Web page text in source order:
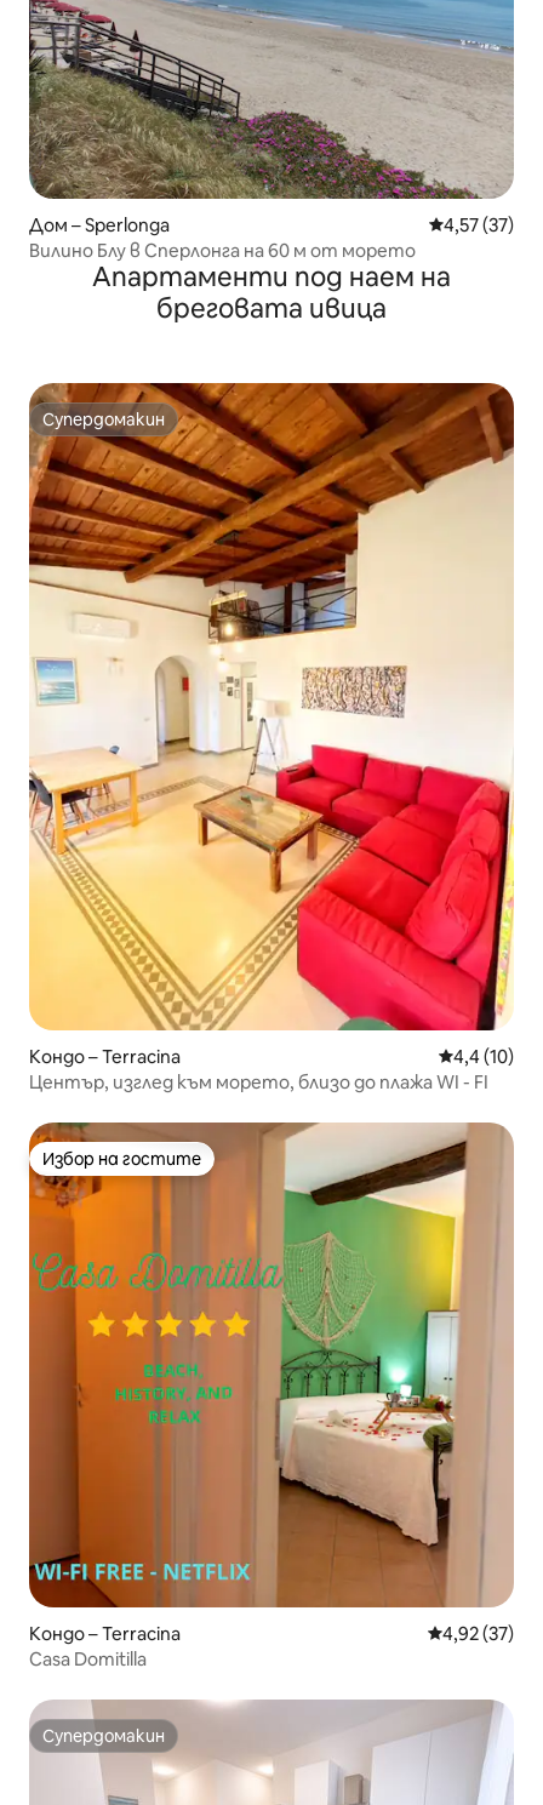
Дом – Sperlonga Средна
4,57 (37)
Вилино Блу в Сперлонга на 60 м от морето
Апартаменти под наем на
бреговата ивица
Супердомакин
Супердомакин
Кондо – Terracina Средна
4,4 (10)
Център, изглед към морето, близо до плажа WI - FI
Избор на гостите
Избор на гостите
Кондо – Terracina Средна
4,92 (37)
Casa Domitilla
Супердомакин
Супердомакин